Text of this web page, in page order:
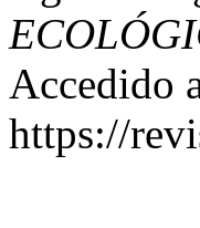
Accedido
https://